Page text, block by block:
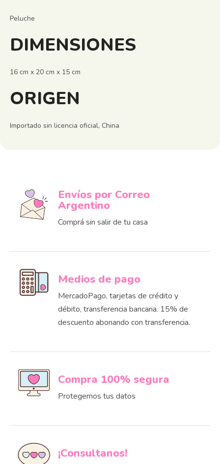
Peluche
DIMENSIONES
16 cm x 20 cm x 15 cm
ORIGEN
Importado sin licencia oficial, China
Envíos por Correo
Argentino
Comprá sin salir de tu casa
Medios de pago
MercadoPago, tarjetas de crédito y
débito, transferencia bancaria. 15% de
descuento abonando con transferencia.
Compra 100% segura
Protegemos tus datos
¡Consultanos!